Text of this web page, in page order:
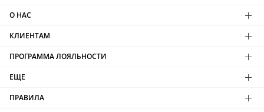
О НАС
КЛИЕНТАМ
ПРОГРАММА ЛОЯЛЬНОСТИ
ЕЩЕ
ПРАВИЛА